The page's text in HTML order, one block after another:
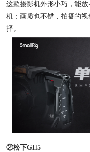
这款摄影机外形小巧，能
机；画质也不错，拍摄的
择。
②松下GH5